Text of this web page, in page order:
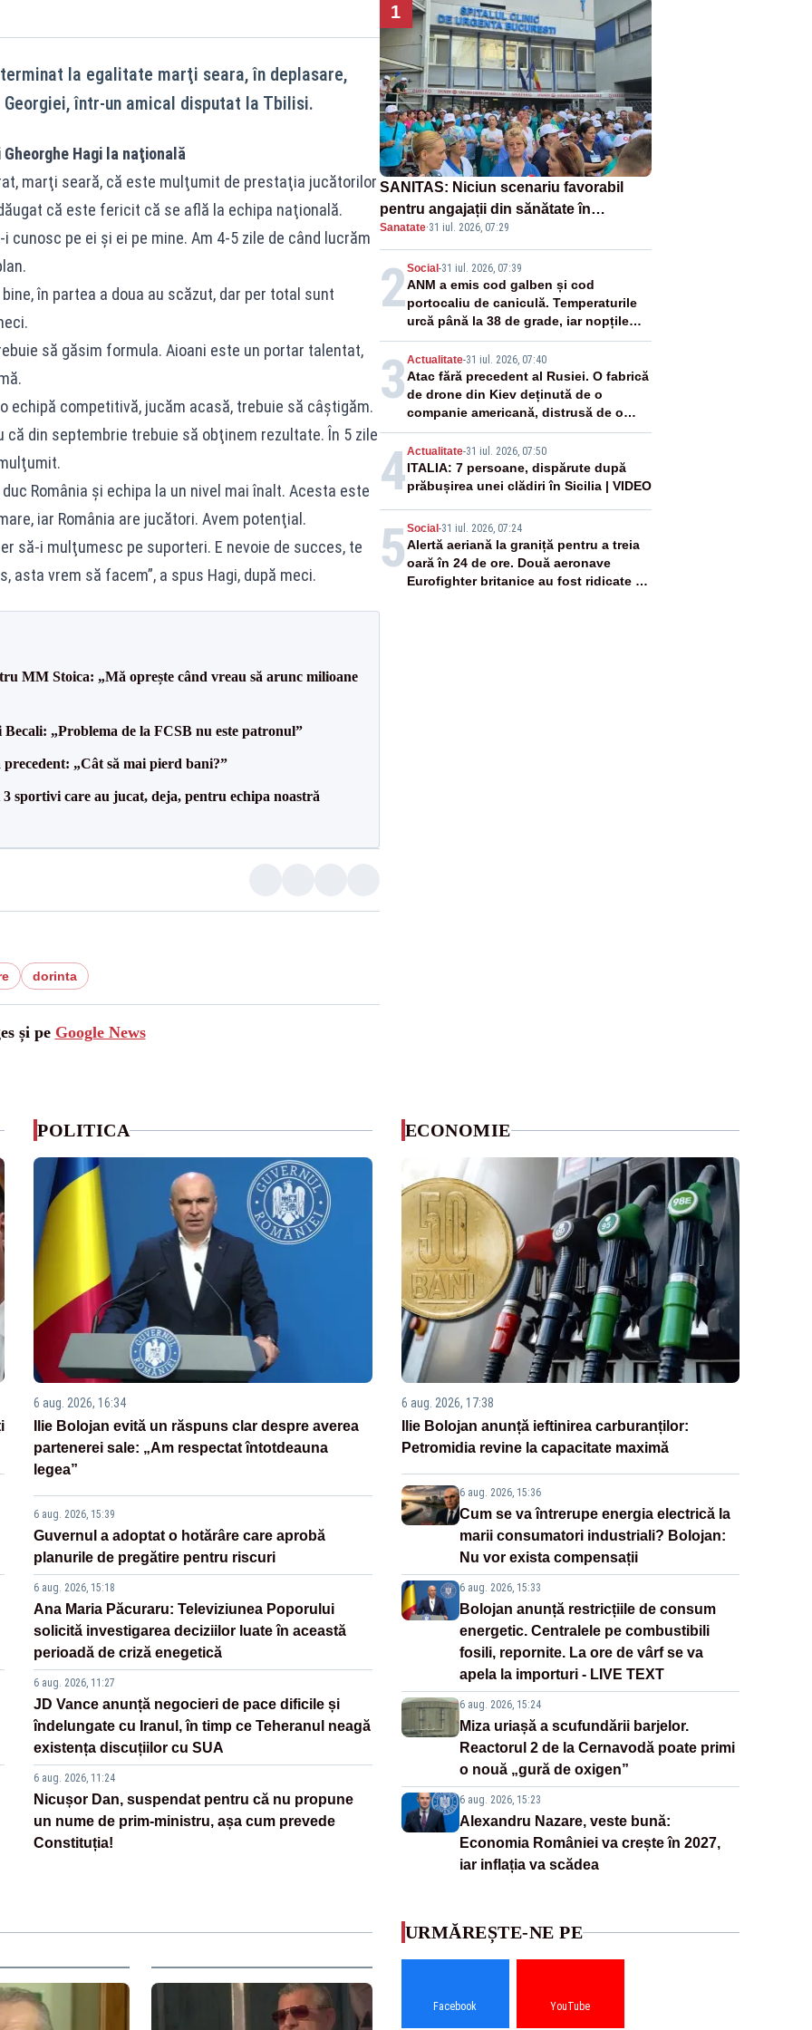
la egalitate marţi seara, în deplasare,
într-un amical disputat la Tbilisi.
Hagi la naţională
marţi seară, că este mulţumit de prestaţia jucătorilor
că este fericit că se află la echipa naţională.
cunosc pe ei şi ei pe mine. Am 4-5 zile de când lucrăm
în partea a doua au scăzut, dar per total sunt
să găsim formula. Aioani este un portar talentat,
echipă competitivă, jucăm acasă, trebuie să câştigăm.
din septembrie trebuie să obţinem rezultate. În 5 zile
România şi echipa la un nivel mai înalt. Acesta este
iar România are jucători. Avem potenţial.
să-i mulţumesc pe suporteri. E nevoie de succes, te
asta vrem să facem”, a spus Hagi, după meci.
MM Stoica: „Mă oprește când vreau să arunc milioane
„Problema de la FCSB nu este patronul”
„Cât să mai pierd bani?”
sportivi care au jucat, deja, pentru echipa noastră
dorinta
și pe Google News
1
SANITAS: Niciun scenariu favorabil
pentru angajații din sănătate în
proiectul Legii salarizării
Sanatate·31 iul. 2026, 07:29
2Social -31 iul. 2026, 07:39
ANM a emis cod galben și cod
portocaliu de caniculă. Temperaturile
urcă până la 38 de grade, iar nopțile
devin tropicale
3 Actualitate-31 iul. 2026, 07:40
Atac fără precedent al Rusiei. O fabrică
de drone din Kiev deținută de o
companie americană, distrusă de o
rachetă rusească
4Actualitate-31 iul. 2026, 07:50
ITALIA: 7 persoane, dispărute după
prăbușirea unei clădiri în Sicilia | VIDEO
5 Social -31 iul. 2026, 07:24
Alertă aeriană la graniță pentru a treia
oară în 24 de ore. Două aeronave
Eurofighter britanice au fost ridicate de
POLITICA
6 aug. 2026, 16:34
Ilie Bolojan evită un răspuns clar despre averea
partenerei sale: „Am respectat întotdeauna
legea”
6 aug. 2026, 15:39
Guvernul a adoptat o hotărâre care aprobă
planurile de pregătire pentru riscuri
6 aug. 2026, 15:18
Ana Maria Păcuraru: Televiziunea Poporului
solicită investigarea deciziilor luate în această
perioadă de criză enegetică
6 aug. 2026, 11:27
JD Vance anunță negocieri de pace dificile și
îndelungate cu Iranul, în timp ce Teheranul neagă
existența discuțiilor cu SUA
6 aug. 2026, 11:24
Nicușor Dan, suspendat pentru că nu propune
un nume de prim-ministru, așa cum prevede
Constituția!
ECONOMIE
6 aug. 2026, 17:38
Ilie Bolojan anunță ieftinirea carburanților:
Petromidia revine la capacitate maximă
6 aug. 2026, 15:36
Cum se va întrerupe energia electrică la
marii consumatori industriali? Bolojan:
Nu vor exista compensații
6 aug. 2026, 15:33
Bolojan anunță restricțiile de consum
energetic. Centralele pe combustibili
fosili, repornite. La ore de vârf se va
apela la importuri - LIVE TEXT
6 aug. 2026, 15:24
Miza uriașă a scufundării barjelor.
Reactorul 2 de la Cernavodă poate primi
o nouă „gură de oxigen”
6 aug. 2026, 15:23
Alexandru Nazare, veste bună:
Economia României va crește în 2027,
iar inflația va scădea
URMĂREȘTE-NE PE
Facebook YouTube